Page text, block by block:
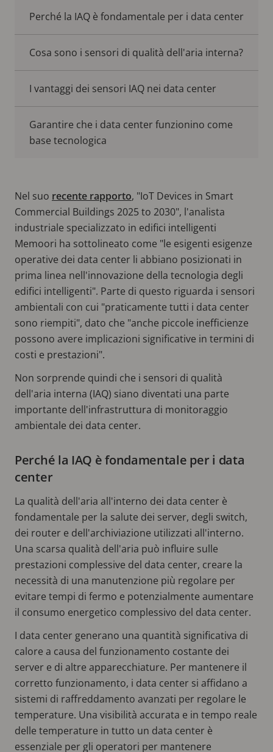
Perché la IAQ è fondamentale per i data center
Cosa sono i sensori di qualità dell'aria interna?
I vantaggi dei sensori IAQ nei data center
Garantire che i data center funzionino come
base tecnologica
Nel suo recente rapporto, "IoT Devices in Smart
Commercial Buildings 2025 to 2030", l'analista
industriale specializzato in edifici intelligenti
Memoori ha sottolineato come "le esigenti esigenze
operative dei data center li abbiano posizionati in
prima linea nell'innovazione della tecnologia degli
edifici intelligenti". Parte di questo riguarda i sensori
ambientali con cui "praticamente tutti i data center
sono riempiti", dato che "anche piccole inefficienze
possono avere implicazioni significative in termini di
costi e prestazioni".
Non sorprende quindi che i sensori di qualità
dell'aria interna (IAQ) siano diventati una parte
importante dell'infrastruttura di monitoraggio
ambientale dei data center.
Perché la IAQ è fondamentale per i data
center
La qualità dell'aria all'interno dei data center è
fondamentale per la salute dei server, degli switch,
dei router e dell'archiviazione utilizzati all'interno.
Una scarsa qualità dell'aria può influire sulle
prestazioni complessive del data center, creare la
necessità di una manutenzione più regolare per
evitare tempi di fermo e potenzialmente aumentare
il consumo energetico complessivo del data center.
I data center generano una quantità significativa di
calore a causa del funzionamento costante dei
server e di altre apparecchiature. Per mantenere il
corretto funzionamento, i data center si affidano a
sistemi di raffreddamento avanzati per regolare le
temperature. Una visibilità accurata e in tempo reale
delle temperature in tutto un data center è
essenziale per gli operatori per mantenere